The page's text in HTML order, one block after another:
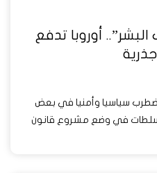
أوروبا تدفع
الوضع المضطرب سياسيا وأمنيا في بعض
في وضع مشروع قانون